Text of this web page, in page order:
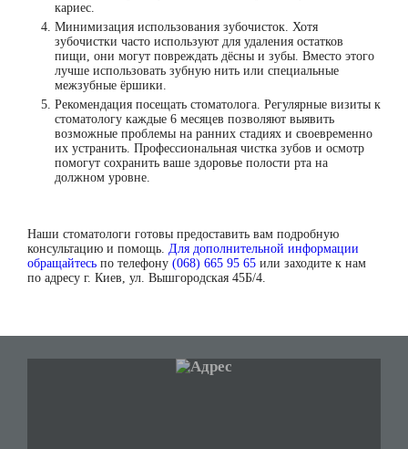
кариес.
Минимизация использования зубочисток. Хотя
зубочистки часто используют для удаления остатков
пищи, они могут повреждать дёсны и зубы. Вместо этого
лучше использовать зубную нить или специальные
межзубные ёршики.
Рекомендация посещать стоматолога. Регулярные визиты к
стоматологу каждые 6 месяцев позволяют выявить
возможные проблемы на ранних стадиях и своевременно
их устранить. Профессиональная чистка зубов и осмотр
помогут сохранить ваше здоровье полости рта на
должном уровне.
Наши стоматологи готовы предоставить вам подробную
консультацию и помощь. Для дополнительной информации
обращайтесь по телефону (068) 665 95 65 или заходите к нам
по адресу г. Киев, ул. Вышгородская 45Б/4.